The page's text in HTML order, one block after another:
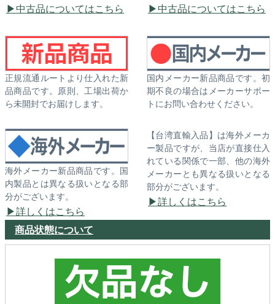
中古品についてはこちら 中古品についてはこちら
正規流通ルートより仕入れた新
品商品です。原則、工場出荷か
ら未開封でお届けします。
国内メーカー新品商品です。初
期不良の場合はメーカーサポー
トにお問い合わせください。
海外メーカー新品商品です。国
内製品とは異なる扱いとなる部
分がございます。
詳しくはこちら
【台湾直輸入品】は海外メーカ
ー製品ですが、当店が直接仕入
れている関係で一部、他の海外
メーカーとも異なる扱いとなる
部分がございます。
詳しくはこちら
商品状態について